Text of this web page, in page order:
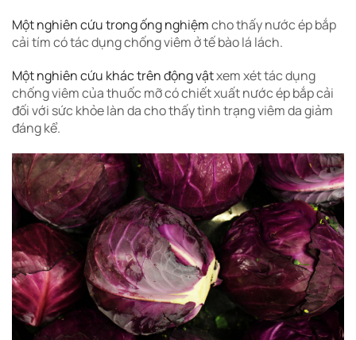
Một nghiên cứu trong ống nghiệmcho thấy nước ép bắp
cải tím có tác dụng chống viêm ở tế bào lá lách.
Một nghiên cứu khác trên động vậtxem xét tác dụng
chống viêm của thuốc mỡ có chiết xuất nước ép bắp cải
đối với sức khỏe làn da cho thấy tình trạng viêm da giảm
đáng kể.